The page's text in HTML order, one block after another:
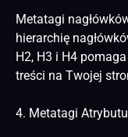
Metatagi
hierarchię
H2, H3 i H4
treści na Twojej
4. Metatagi